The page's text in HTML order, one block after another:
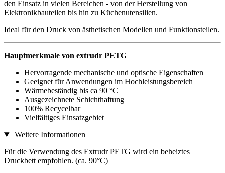
den Einsatz in vielen Bereichen - von der Herstellung von
Elektronikbauteilen bis hin zu Küchenutensilien.
Ideal für den Druck von ästhetischen Modellen und Funktionsteilen.
Hauptmerkmale von extrudr PETG
Hervorragende mechanische und optische Eigenschaften
Geeignet für Anwendungen im Hochleistungsbereich
Wärmebeständig bis ca 90 °C
Ausgezeichnete Schichthaftung
100% Recycelbar
Vielfältiges Einsatzgebiet
Weitere Informationen
Für die Verwendung des Extrudr PETG wird ein beheiztes
Druckbett empfohlen. (ca. 90°C)